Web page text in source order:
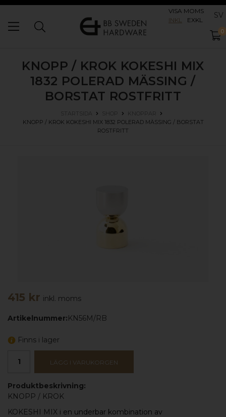
VISA MOMS
INKL
EXKL SV
0
KNOPP / KROK KOKESHI MIX
1832 POLERAD MÄSSING /
BORSTAT ROSTFRITT
STARTSIDA SHOP
KNOPPAR
KNOPP / KROK KOKESHI MIX 1832 POLERAD MÄSSING / BORSTAT
ROSTFRITT
415 kr inkl. moms
Artikelnummer:KN56M/RB
Finns i lager
LÄGG I VARUKORGEN
Produktbeskrivning:
KNOPP / KROK
KOKESHI MIX i en underbar kombination av